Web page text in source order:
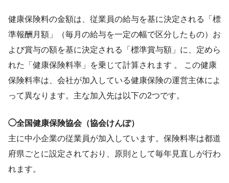
健康保険料の金額は、従業員の給与を基に決定される「標
準報酬月額」（毎月の給与を一定の幅で区分したもの）お
よび賞与の額を基に決定される「標準賞与額」に、定めら
れた「健康保険料率」を乗じて計算されます 。 この健康
保険料率は、会社が加入している健康保険の運営主体によ
って異なります。主な加入先は以下の2つです。
◯全国健康保険協会（協会けんぽ）
主に中小企業の従業員が加入しています。保険料率は都道
府県ごとに設定されており、原則として毎年見直しが行わ
れます。